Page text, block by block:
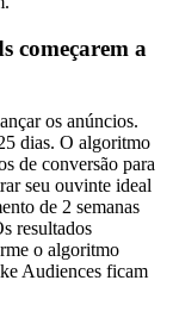
começarem a
os anúncios.
dias. O algoritmo
de conversão para
seu ouvinte ideal
de 2 semanas
resultados
o algoritmo
Audiences ficam